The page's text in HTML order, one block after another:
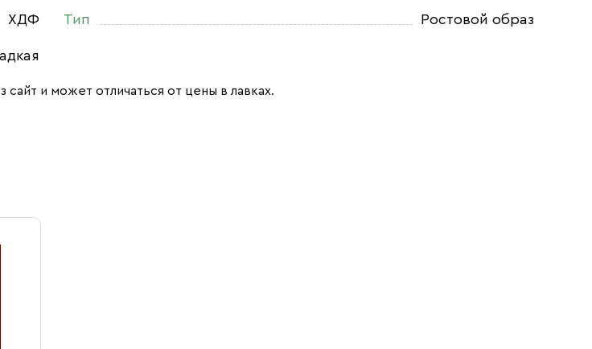
ХДФ Тип Ростовой образ
и может отличаться от цены в лавках.